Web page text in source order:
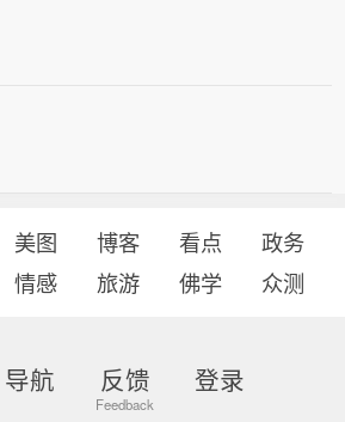
美图 博客 看点
政务
情感 旅游 佛学 众测
导航 反馈 登录